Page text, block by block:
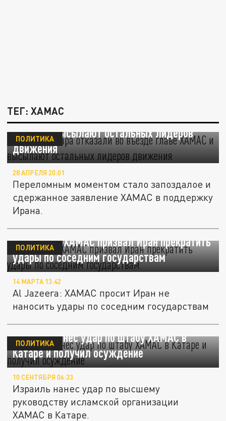
ТЕГ: ХАМАС
Власти Катара отказали во въезде главе
ХАМАС и высылают остальных лидеров
движения
ПОЛИТИКА
28 АПРЕЛЯ 20:01
Переломным моментом стало запоздалое и
сдержанное заявление ХАМАС в поддержку
Ирана.
Al Jazeera: ХАМАС призвал Иран прекратить
удары по соседним государствам
ПОЛИТИКА
14 МАРТА 13:42
Al Jazeera: ХАМАС просит Иран не
наносить удары по соседним государствам
Израиль нанес удар по штабу ХАМАС в
Катаре и получил осуждение
ПОЛИТИКА
10 СЕНТЯБРЯ 06:33
Израиль нанес удар по высшему
руководству исламской организации
ХАМАС в Катаре.